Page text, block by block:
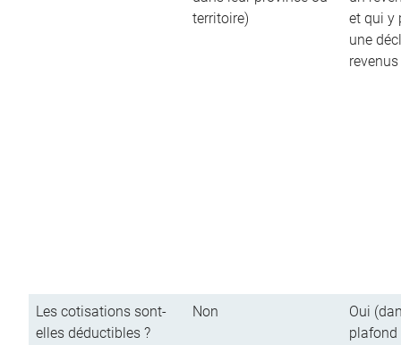
territoire)
et qui y
une
revenus
Les cotisations sont-
elles déductibles ?
Non
Oui
plafond